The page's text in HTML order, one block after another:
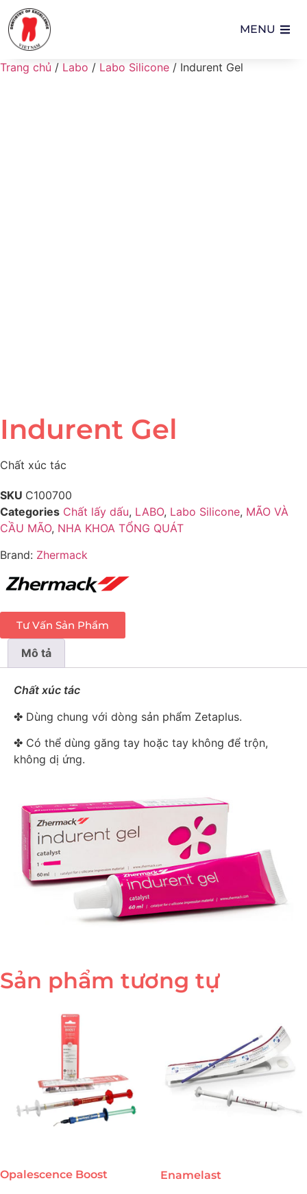
MENU
Trang chủ / Labo / Labo Silicone / Indurent Gel
Indurent Gel
Chất xúc tác
SKU C100700
Categories Chất lấy dấu, LABO, Labo Silicone, MÃO VÀ
CẦU MÃO, NHA KHOA TỔNG QUÁT
Brand: Zhermack
Tư Vấn Sản Phẩm
Mô tả
Chất xúc tác
✤ Dùng chung với dòng sản phẩm Zetaplus.
✤ Có thể dùng găng tay hoặc tay không để trộn,
không dị ứng.
Sản phẩm tương tự
Opalescence Boost Enamelast